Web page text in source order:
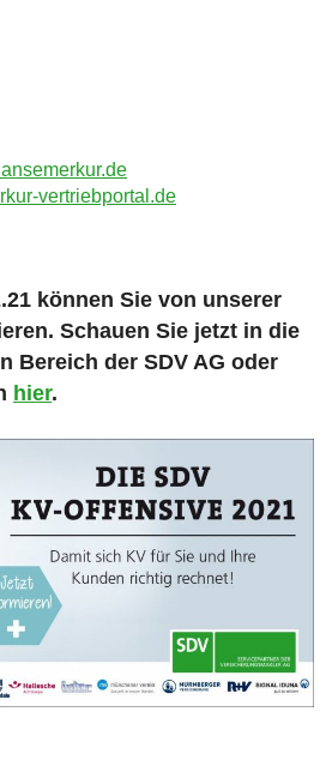
vertriebportal.de
können Sie von unserer
Schauen Sie jetzt in die
Bereich der SDV AG oder
hier.